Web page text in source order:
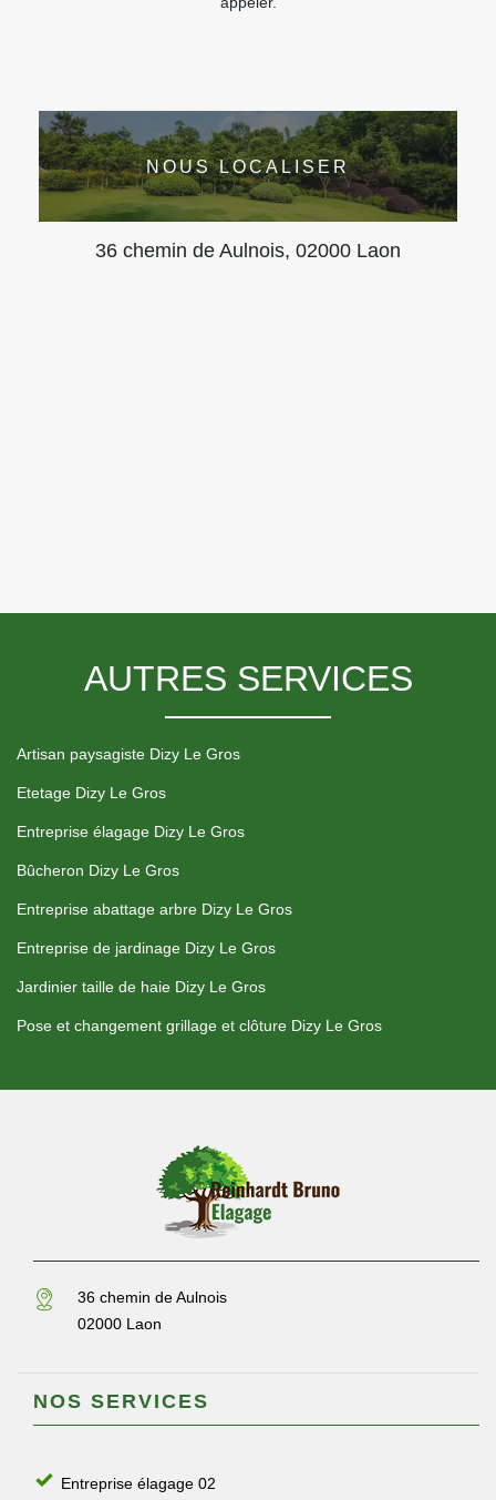
NOUS LOCALISER
36 chemin de Aulnois, 02000 Laon
AUTRES SERVICES
Artisan paysagiste Dizy Le Gros
Etetage Dizy Le Gros
Entreprise élagage Dizy Le Gros
Bûcheron Dizy Le Gros
Entreprise abattage arbre Dizy Le Gros
Entreprise de jardinage Dizy Le Gros
Jardinier taille de haie Dizy Le Gros
Pose et changement grillage et clôture Dizy Le Gros
36 chemin de Aulnois
02000 Laon
NOS SERVICES
Entreprise élagage 02